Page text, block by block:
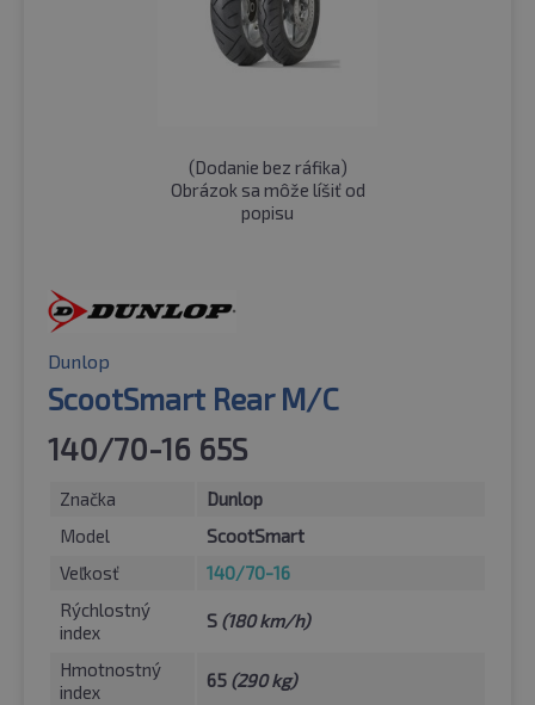
(Dodanie bez ráfika)
Obrázok sa môže líšiť od
popisu
Dunlop
ScootSmart Rear M/C
140/70-16 65S
Značka
Dunlop
Model
ScootSmart
Veľkosť
140/70-16
Rýchlostný
index
S (180 km/h)
Hmotnostný
index
65 (290 kg)